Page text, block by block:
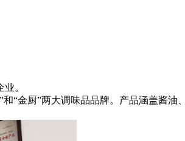
。
和“金厨”两大调味品品牌。产品涵盖酱油